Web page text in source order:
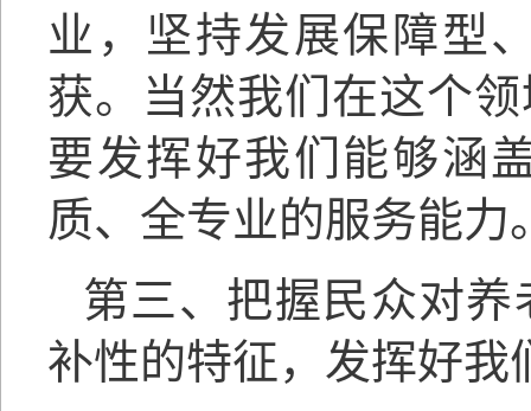
业，坚持发展保障型
获。当然我们在这个
要发挥好我们能够涵
质、全专业的服务能力
第三、把握民众对
补性的特征，发挥好我